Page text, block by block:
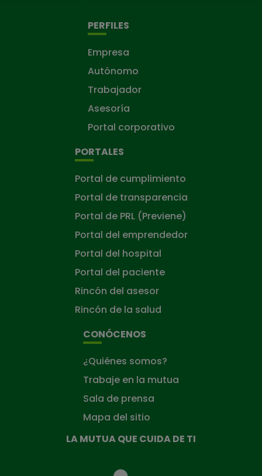
PERFILES
Empresa
Autónomo
Trabajador
Asesoría
Portal corporativo
PORTALES
Portal de cumplimiento
Portal de transparencia
Portal de PRL (Previene)
Portal del emprendedor
Portal del hospital
Portal del paciente
Rincón del asesor
Rincón de la salud
CONÓCENOS
¿Quiénes somos?
Trabaje en la mutua
Sala de prensa
Mapa del sitio
LA MUTUA QUE CUIDA DE TI